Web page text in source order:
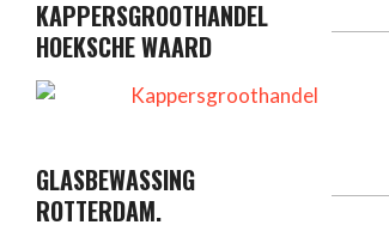
KAPPERSGROOTHANDEL
HOEKSCHE WAARD
GLASBEWASSING
ROTTERDAM.